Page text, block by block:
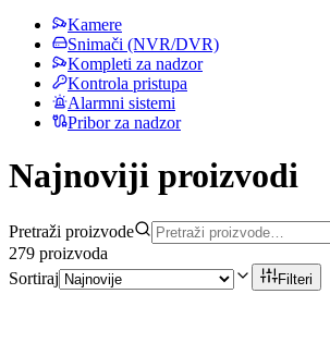
Kamere
Snimači (NVR/DVR)
Kompleti za nadzor
Kontrola pristupa
Alarmni sistemi
Pribor za nadzor
Najnoviji proizvodi
Pretraži proizvode
279 proizvoda
Sortiraj
Filteri